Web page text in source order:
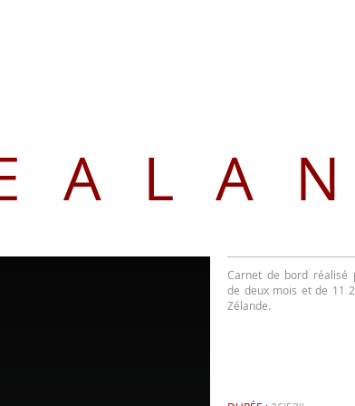
Carnet de bord réalisé
de deux mois et de 11
Zélande.